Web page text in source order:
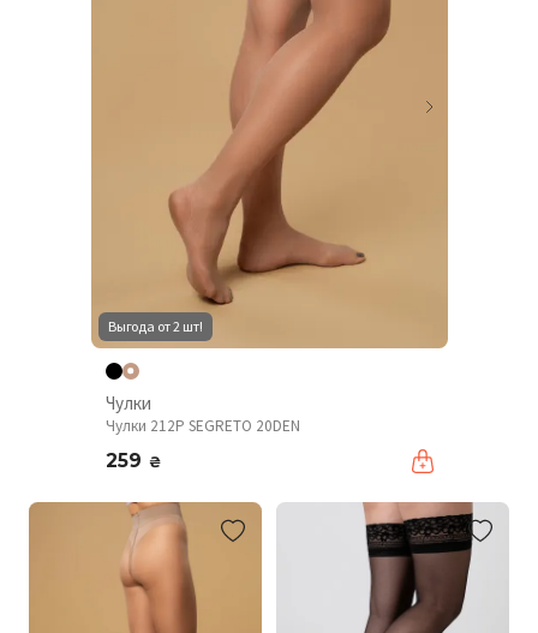
Выгода от 2 шт!
Чулки
Чулки 212P SEGRETO 20DEN
259 ₴